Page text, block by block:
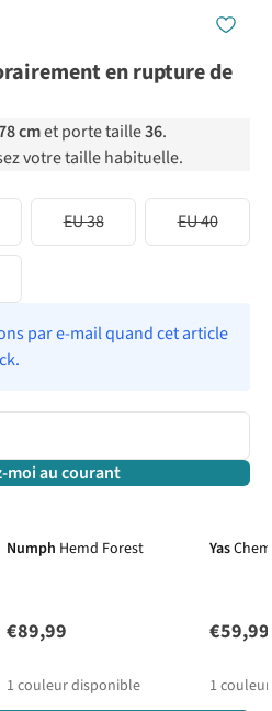
en rupture de
cmet porte taille36.
votre taille habituelle.
EU 38 EU 40
par e-mail quand cet article
moi au courant
Numph Hemd Forest
€89,99
1 couleur disponible
Yas
€59,99
1